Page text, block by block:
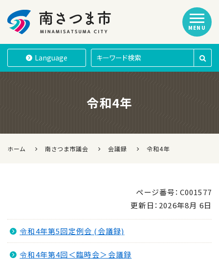
南さつま市
Language
MENU
令和4年
ホーム 南さつま市議会 会議録 令和4年
ページ番号：C001577
更新日： 2026年8月 6日
令和4年第5回定例会 (会議録)
令和4年第4回＜臨時会＞会議録